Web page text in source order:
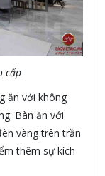
cấp
ăn với không
Bàn ăn với
vàng trên trần
thêm sự kích